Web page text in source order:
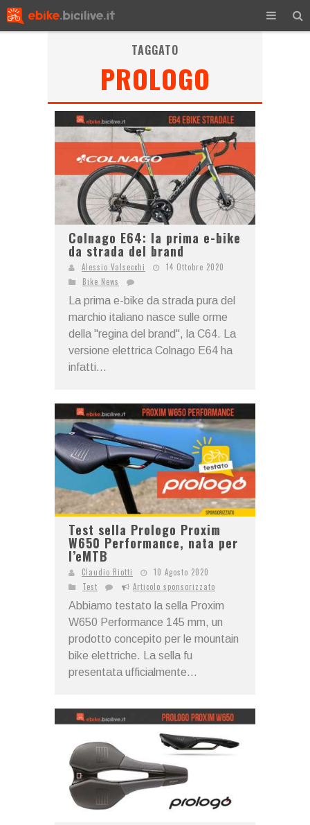
TAGGATO
PROLOGO
Colnago E64: la prima e-bike
da strada del brand
Alessio Valsecchi
14 Ottobre 2020
Bike News
La prima e-bike da strada pura del
marchio italiano nasce sulle orme
della "regina del brand", la C64. La
versione elettrica Colnago E64 ha
infatti...
Test sella Prologo Proxim
W650 Performance, nata per
l’eMTB
Claudio Riotti
10 Agosto 2020
Test
Articolo sponsorizzato
Abbiamo testato la sella Proxim
W650 Performance 145 mm, un
prodotto concepito per le mountain
bike elettriche. La sella fu
presentata ufficialmente...